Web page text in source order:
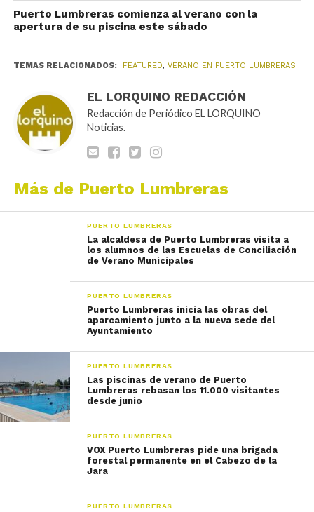
Puerto Lumbreras comienza al verano con la
apertura de su piscina este sábado
TEMAS RELACIONADOS: FEATURED, VERANO EN PUERTO LUMBRERAS
EL LORQUINO REDACCIÓN
Redacción de Periódico EL LORQUINO
Noticias.
Más de Puerto Lumbreras
PUERTO LUMBRERAS
La alcaldesa de Puerto Lumbreras visita a
los alumnos de las Escuelas de Conciliación
de Verano Municipales
PUERTO LUMBRERAS
Puerto Lumbreras inicia las obras del
aparcamiento junto a la nueva sede del
Ayuntamiento
PUERTO LUMBRERAS
Las piscinas de verano de Puerto
Lumbreras rebasan los 11.000 visitantes
desde junio
PUERTO LUMBRERAS
VOX Puerto Lumbreras pide una brigada
forestal permanente en el Cabezo de la
Jara
PUERTO LUMBRERAS